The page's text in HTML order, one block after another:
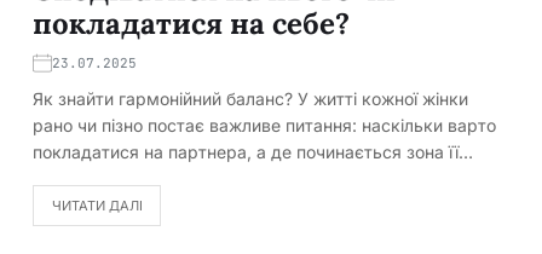
покладатися на себе?
23.07.2025
Як знайти гармонійний баланс? У житті кожної жінки
рано чи пізно постає важливе питання: наскільки варто
покладатися на партнера, а де починається зона її…
ЧИТАТИ ДАЛІ